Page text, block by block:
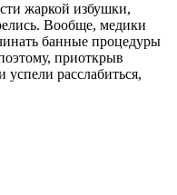
жаркой избушки,
Вообще, медики
банные процедуры
приоткрыв
расслабиться,